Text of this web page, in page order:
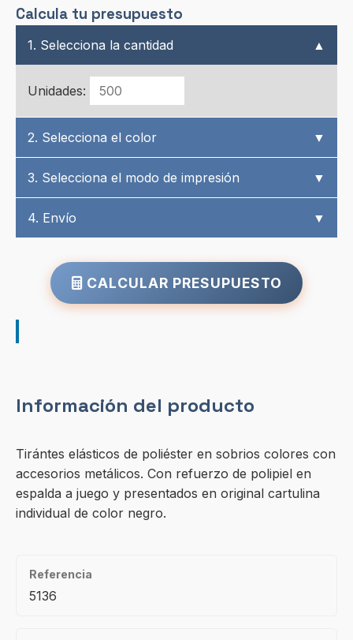
Calcula tu presupuesto
1. Selecciona la cantidad ▲
Unidades:
2. Selecciona el color ▼
3. Selecciona el modo de impresión ▼
4. Envío ▼
CALCULAR PRESUPUESTO
Información del producto
Tirántes elásticos de poliéster en sobrios colores con
accesorios metálicos. Con refuerzo de polipiel en
espalda a juego y presentados en original cartulina
individual de color negro.
Referencia
5136